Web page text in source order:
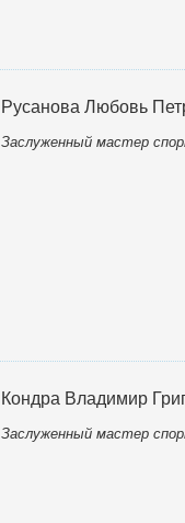
Русанова Любовь
Заслуженный мастер
Кондра Владимир
Заслуженный мастер